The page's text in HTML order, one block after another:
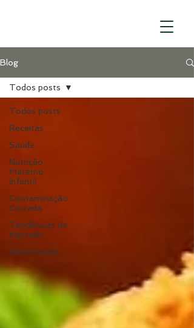
Blog
Todos posts
Receitas
Saúde
Nutrição
Materno
Infantil
Contaminação
Cruzada
Tendências de
Mercado
Alimentação
Todos posts